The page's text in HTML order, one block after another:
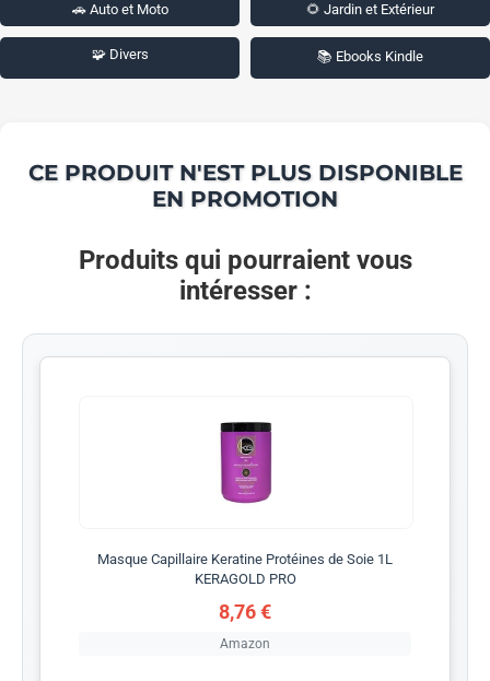
🚗 Auto et Moto 🌻 Jardin et Extérieur
🧩 Divers 📚 Ebooks Kindle
CE PRODUIT N'EST PLUS DISPONIBLE
EN PROMOTION
Produits qui pourraient vous
intéresser :
Masque Capillaire Keratine Protéines de Soie 1L
KERAGOLD PRO
8,76 €
Amazon